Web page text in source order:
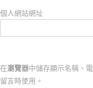
個人網站網址
在瀏覽器中儲存顯示名稱、
留言時使用。